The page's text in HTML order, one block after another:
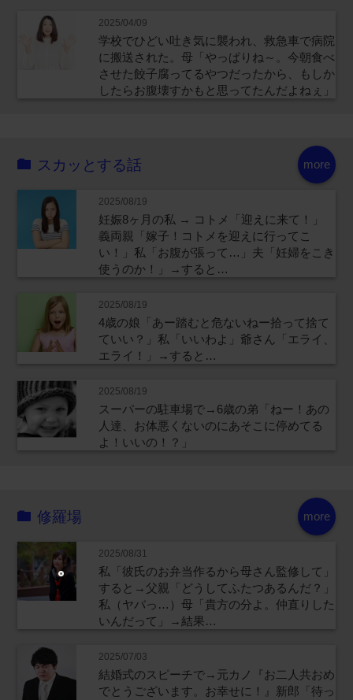
2025/04/09
学校でひどい吐き気に襲われ、救急車で病院
に搬送された。母「やっぱりね～。今朝食べ
させた餃子腐ってるやつだったから、もしか
したらお腹壊すかもと思ってたんだよねぇ」
more
スカッとする話
2025/08/19
妊娠8ヶ月の私 → コトメ「迎えに来て！」
義両親「嫁子！コトメを迎えに行ってこ
い！」私「お腹が張って…」夫「妊婦をこき
使うのか！」→すると…
2025/08/19
4歳の娘「あー踏むと危ないねー拾って捨て
ていい？」私「いいわよ」爺さん「エライ、
エライ！」→すると…
2025/08/19
スーパーの駐車場で→6歳の弟「ねー！あの
人達、お体悪くないのにあそこに停めてる
よ！いいの！？」
more
修羅場
2025/08/31
私「彼氏のお弁当作るから母さん監修して」
すると→父親「どうしてふたつあるんだ？」
私（ヤバっ…）母「貴方の分よ。仲直りした
いんだって」→結果…
2025/07/03
結婚式のスピーチで→元カノ『お二人共おめ
でとうございます。お幸せに！』新郎「待っ